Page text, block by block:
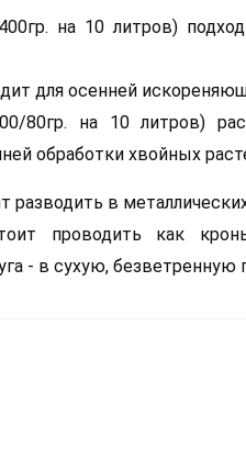
на 10 литров)
для осенней
80гр. на 10 литров)
обработки хвойных
разводить в
проводить как
- в сухую,